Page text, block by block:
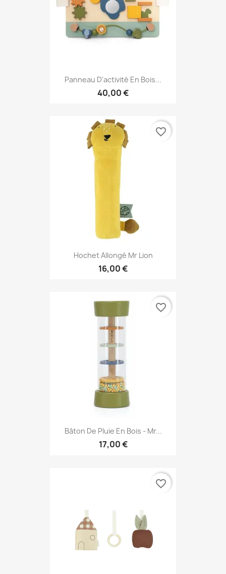
Panneau D'activité En Bois...
40,00 €
Hochet Allongé Mr Lion
16,00 €
favorite_border
Bâton De Pluie En Bois - Mr...
17,00 €
favorite_border
favorite_border